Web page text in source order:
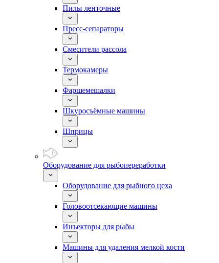
Пилы ленточные
Пресс-сепараторы
Смесители рассола
Термокамеры
Фаршемешалки
Шкуросъёмные машины
Шприцы
Оборудование для рыбопереработки
Оборудование для рыбного цеха
Головоотсекающие машины
Инъекторы для рыбы
Машины для удаления мелкой кости